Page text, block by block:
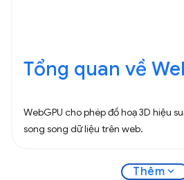
Tổng quan về
WebGPU cho phép đồ hoạ 3D hiệu
song song dữ liệu trên web.
Thêm expand_more